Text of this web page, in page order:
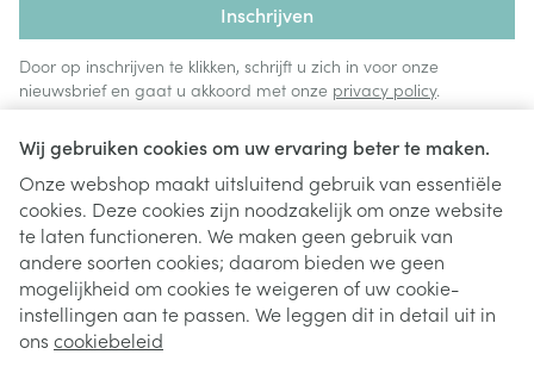
Wij gebruiken cookies om uw ervaring beter te maken.
Onze webshop maakt uitsluitend gebruik van essentiële
cookies. Deze cookies zijn noodzakelijk om onze website
te laten functioneren. We maken geen gebruik van
andere soorten cookies; daarom bieden we geen
mogelijkheid om cookies te weigeren of uw cookie-
instellingen aan te passen. We leggen dit in detail uit in
ons cookiebeleid
Inschrijven
Door op inschrijven te klikken, schrijft u zich in voor onze
nieuwsbrief en gaat u akkoord met onze privacy policy.
Juridische links